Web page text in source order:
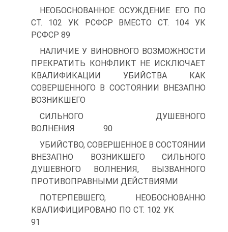
НЕОБОСНОВАННОЕ ОСУЖДЕНИЕ ЕГО ПО
СТ. 102 УК РСФСР ВМЕСТО СТ. 104 УК
РСФСР 89
НАЛИЧИЕ У ВИНОВНОГО ВОЗМОЖНОСТИ
ПРЕКРАТИТЬ КОНФЛИКТ НЕ ИСКЛЮЧАЕТ
КВАЛИФИКАЦИИ УБИЙСТВА КАК
СОВЕРШЕННОГО В СОСТОЯНИИ ВНЕЗАПНО
ВОЗНИКШЕГО
СИЛЬНОГО ДУШЕВНОГО
ВОЛНЕНИЯ 90
УБИЙСТВО, СОВЕРШЕННОЕ В СОСТОЯНИИ
ВНЕЗАПНО ВОЗНИКШЕГО СИЛЬНОГО
ДУШЕВНОГО ВОЛНЕНИЯ, ВЫЗВАННОГО
ПРОТИВОПРАВНЫМИ ДЕЙСТВИЯМИ
ПОТЕРПЕВШЕГО, НЕОБОСНОВАННО
КВАЛИФИЦИРОВАНО ПО СТ. 102 УК
91